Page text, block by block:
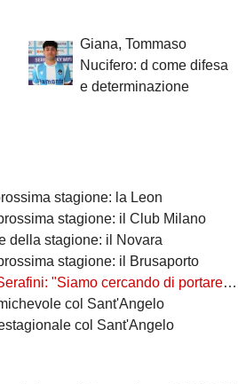
Giana, Tommaso
Nucifero: d come difesa
e determinazione
stagione: la Leon
stagione: il Club Milano
della stagione: il Novara
stagione: il Brusaporto
"Siamo cercando di portare tutti..."
col Sant'Angelo
col Sant'Angelo